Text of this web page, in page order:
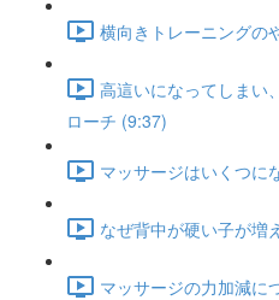
横向きトレーニングの
高這いになってしまい
ローチ (9:37)
マッサージはいくつに
なぜ背中が硬い子が増
マッサージの力加減に